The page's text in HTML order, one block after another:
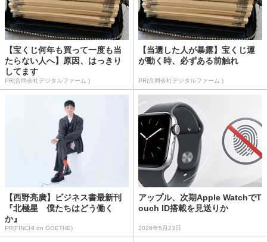
【宝くじ何年も買って一度も当
たらない人へ】原因、はっきり
してます
PR(合同会社デジタルファーム )
【当選した人が暴露】宝くじ運
が動く時、必ずある前触れ
PR(合同会社デジタルファーム )
【西野亮廣】ビジネス書最新刊
『北極星 僕たちはどう働く
か』
PR(FINCHI on GOETHE)
アップル、次期Apple WatchでT
ouch ID搭載を見送りか
2026年5月23日